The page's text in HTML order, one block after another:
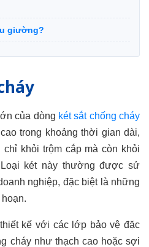
giường?
của dòng két sắt chống cháy
trong khoảng thời gian dài,
khỏi trộm cắp mà còn khỏi
két này thường được sử
nghiệp, đặc biệt là những
kế với các lớp bảo vệ đặc
cháy như thạch cao hoặc sợi